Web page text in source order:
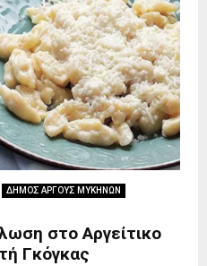
ΔΗΜΟΣ ΑΡΓΟΥΣ ΜΥΚΗΝΩΝ
στο Αργείτικο
Γκόγκας